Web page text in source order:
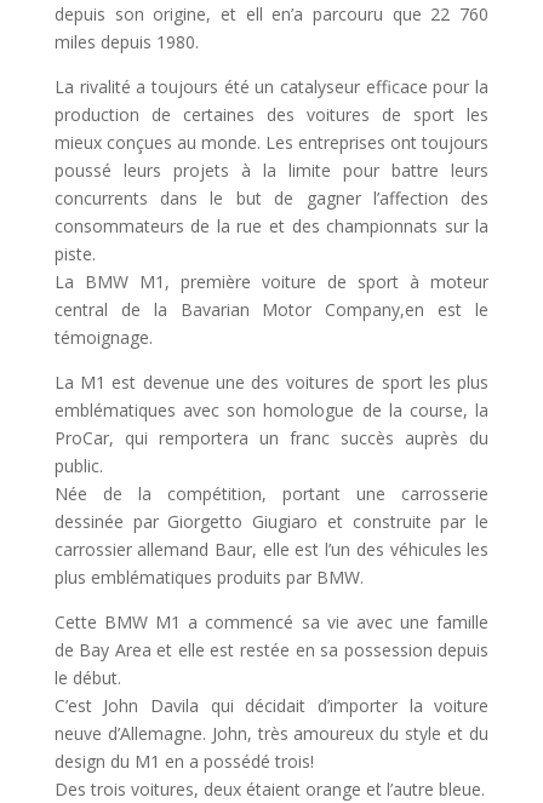
depuis son origine, et ell en’a parcouru que 22 760
miles depuis 1980.
La rivalité a toujours été un catalyseur efficace pour la
production de certaines des voitures de sport les
mieux conçues au monde. Les entreprises ont toujours
poussé leurs projets à la limite pour battre leurs
concurrents dans le but de gagner l’affection des
consommateurs de la rue et des championnats sur la
piste.
La BMW M1, première voiture de sport à moteur
central de la Bavarian Motor Company,en est le
témoignage.
La M1 est devenue une des voitures de sport les plus
emblématiques avec son homologue de la course, la
ProCar, qui remportera un franc succès auprès du
public.
Née de la compétition, portant une carrosserie
dessinée par Giorgetto Giugiaro et construite par le
carrossier allemand Baur, elle est l’un des véhicules les
plus emblématiques produits par BMW.
Cette BMW M1 a commencé sa vie avec une famille
de Bay Area et elle est restée en sa possession depuis
le début.
C’est John Davila qui décidait d’importer la voiture
neuve d’Allemagne. John, très amoureux du style et du
design du M1 en a possédé trois!
Des trois voitures, deux étaient orange et l’autre bleue.